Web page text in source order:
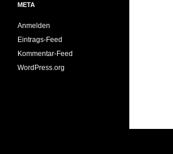
META
Anmelden
Eintrags-Feed
Kommentar-Feed
WordPress.org